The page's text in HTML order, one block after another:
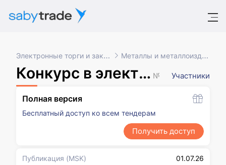
Электронные торги и закупки Металлы и металлоизделия
Конкурс в электронной форме, участниками которого могут быть только субъекты малого и среднего предпринимательства Участники
Полная версия
Бесплатный доступ ко всем тендерам
Получить доступ
Публикация (MSK)
01.07.26